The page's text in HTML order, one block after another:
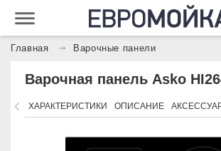
Главная Варочные панели
Варочная панель Asko
ХАРАКТЕРИСТИКИ ОПИСАНИЕ